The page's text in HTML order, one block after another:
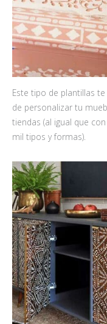
Este tipo de plantillas te
de personalizar tu
tiendas (al igual que
mil tipos y formas).